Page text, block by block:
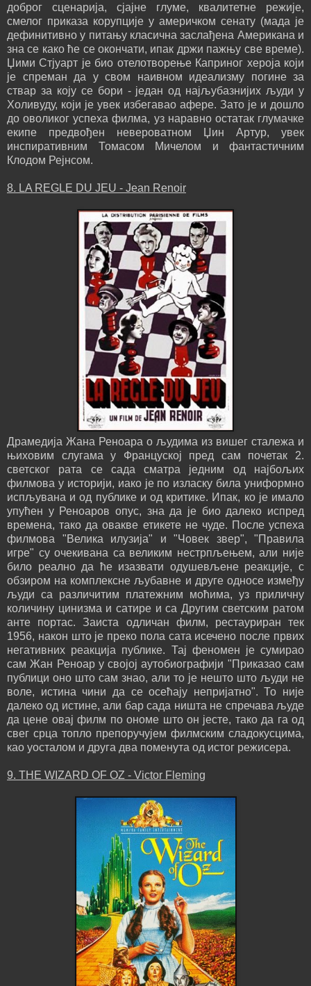
доброг сценарија, сјајне глуме, квалитетне режије,
смелог приказа корупције у америчком сенату (мада је
дефинитивно у питању класична заслађена Американа и
зна се како ће се окончати, ипак држи пажњу све време).
Џими Стјуарт је био отелотворење Каприног хероја који
је спреман да у свом наивном идеализму погине за
ствар за коју се бори - један од најљубазнијих људи у
Холивуду, који је увек избегавао афере. Зато је и дошло
до оволиког успеха филма, уз наравно остатак глумачке
екипе предвођен невероватном Џин Артур, увек
инспиративним Томасом Мичелом и фантастичним
Клодом Рејнсом.
8. LA REGLE DU JEU - Jean Renoir
Драмедија Жана Реноара о људима из вишег сталежа и
њиховим слугама у Француској пред сам почетак 2.
светског рата се сада сматра једним од најбољих
филмова у историји, иако је по изласку била униформно
испљувана и од публике и од критике. Ипак, ко је имало
упућен у Реноаров опус, зна да је био далеко испред
времена, тако да овакве етикете не чуде. После успеха
филмова "Велика илузија" и "Човек звер", "Правила
игре" су очекивана са великим нестрпљењем, али није
било реално да ће изазвати одушевљене реакције, с
обзиром на комплексне љубавне и друге односе између
људи са различитим платежним моћима, уз приличну
количину цинизма и сатире и са Другим светским ратом
анте портас. Заиста одличан филм, рестауриран тек
1956, након што је преко пола сата исечено после првих
негативних реакција публике. Тај феномен је сумирао
сам Жан Реноар у својој аутобиографији "Приказао сам
публици оно што сам знао, али то је нешто што људи не
воле, истина чини да се осећају непријатно". То није
далеко од истине, али бар сада ништа не спречава људе
да цене овај филм по ономе што он јесте, тако да га од
свег срца топло препоручујем филмским сладокусцима,
као уосталом и друга два поменута од истог режисера.
9. THE WIZARD OF OZ - Victor Fleming